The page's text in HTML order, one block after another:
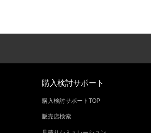
購入検討サポート
購入検討サポートTOP
販売店検索